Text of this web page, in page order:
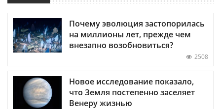
Почему эволюция застопорилась
на миллионы лет, прежде чем
внезапно возобновиться?
2508
Новое исследование показало,
что Земля постепенно заселяет
Венеру жизнью